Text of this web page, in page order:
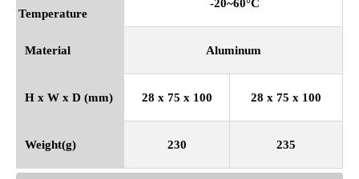
Temperature
-20~60°C
Material Aluminum
H x W x D (mm) 28 x 75 x 100 28 x 75 x 100
Weight(g) 230 235